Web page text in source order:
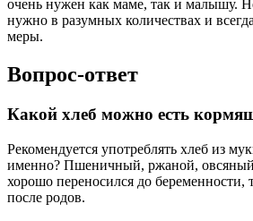
очень нужен как маме, так и малышу.
нужно в разумных количествах и
меры.
Вопрос-ответ
Какой хлеб можно есть
Рекомендуется употреблять хлеб из
именно? Пшеничный, ржаной,
хорошо переносился до беременности,
после родов.